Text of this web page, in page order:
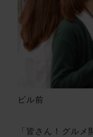
ビル前
「皆さん！グル